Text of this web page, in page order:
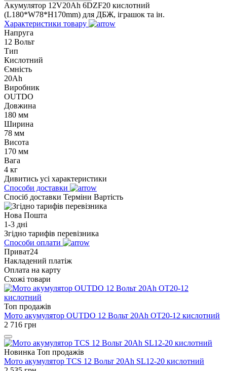
Акумулятор 12V20Ah 6DZF20 кислотний
(L180*W78*H170mm) для ДБЖ, іграшок та ін.
Характеристики товару
Напруга
12 Вольт
Тип
Кислотний
Ємність
20Ah
Виробник
OUTDO
Довжина
180 мм
Ширина
78 мм
Висота
170 мм
Вага
4 кг
Дивитись усі характеристики
Способи доставки
Спосіб доставки Терміни Вартість
Нова Пошта
1-3 дні
Згідно тарифів перевізника
Способи оплати
Приват24
Накладений платіж
Оплата на карту
Схожі товари
Топ продажів
Мото акумулятор OUTDO 12 Вольт 20Ah OT20-12 кислотний
2 716 грн
Новинка Топ продажів
Мото акумулятор TCS 12 Вольт 20Ah SL12-20 кислотний